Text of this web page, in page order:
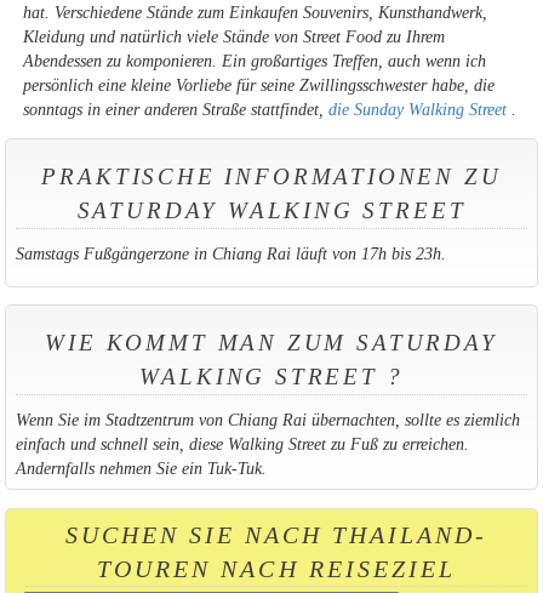
hat. Verschiedene Stände zum Einkaufen Souvenirs, Kunsthandwerk,
Kleidung und natürlich viele Stände von Street Food zu Ihrem
Abendessen zu komponieren. Ein großartiges Treffen, auch wenn ich
persönlich eine kleine Vorliebe für seine Zwillingsschwester habe, die
sonntags in einer anderen Straße stattfindet,die Sunday Walking Street
PRAKTISCHE INFORMATIONEN ZU
SATURDAY WALKING STREET
Samstags Fußgängerzone in Chiang Rai läuft von 17h bis 23h.
WIE KOMMT MAN ZUM SATURDAY
WALKING STREET ?
Wenn Sie im Stadtzentrum von Chiang Rai übernachten, sollte es ziemlich
einfach und schnell sein, diese Walking Street zu Fuß zu erreichen.
Andernfalls nehmen Sie ein Tuk-Tuk.
SUCHEN SIE NACH THAILAND-
TOUREN NACH REISEZIEL